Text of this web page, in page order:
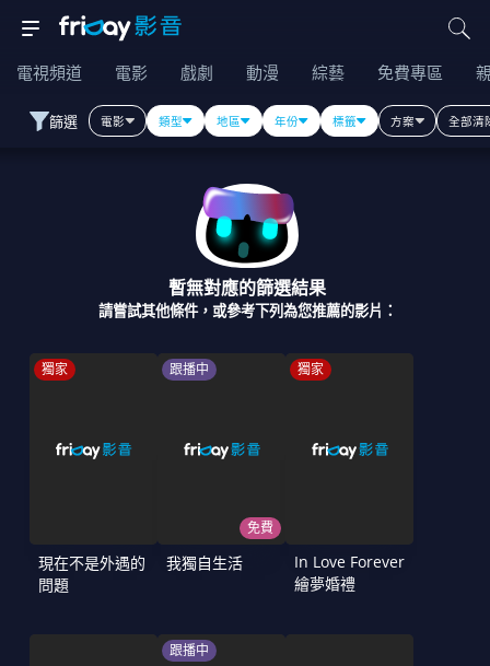
電視頻道 電影 戲劇 動漫 綜藝 免費專區
篩選 電影 類型 地區 年份 標籤 方案 全部清
暫無對應的篩選結果
請嘗試其他條件，或參考下列為您推薦的影片：
獨家
現在不是外遇的
問題
跟播中
免費
我獨自生活
獨家
In Love Forever
繪夢婚禮
跟播中